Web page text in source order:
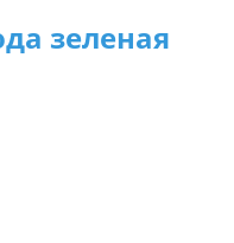
зеленая